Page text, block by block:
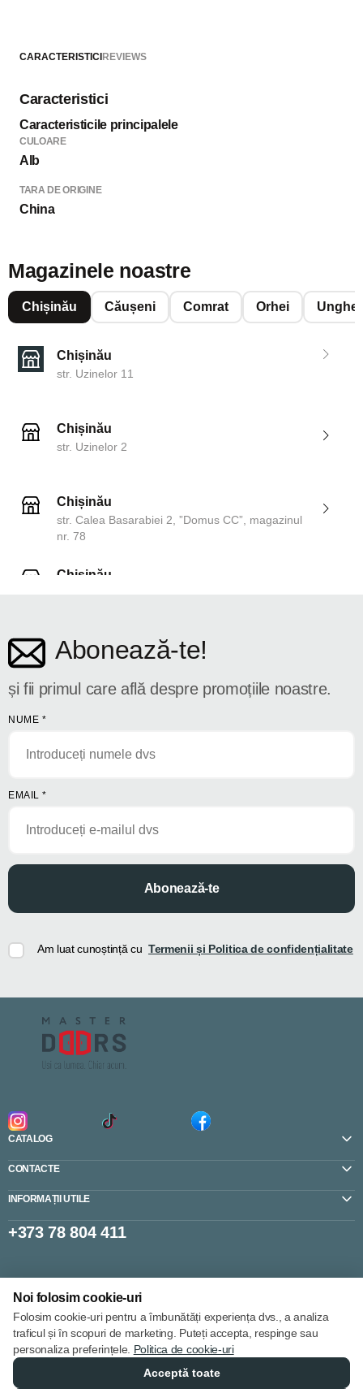
CARACTERISTICI REVIEWS
Caracteristici
Caracteristicile principalele
CULOARE
Alb
TARA DE ORIGINE
China
Magazinele noastre
Chișinău Căușeni Comrat Orhei
Chișinău
str. Uzinelor 11
Chișinău
str. Uzinelor 2
Chișinău
str. Calea Basarabiei 2, ”Domus CC”, magazinul
nr. 78
Chișinău
Abonează-te!
și fii primul care află despre promoțiile noastre.
NUME *
EMAIL *
Abonează-te
Am luat cunoștință cu Termenii și Politica de confidențialitate
CATALOG
CONTACTE
INFORMAȚII UTILE
+373 78 804 411
Setări cookie-uri
Politica de cookie-uri
Noi folosim cookie-uri
Folosim cookie-uri pentru a îmbunătăți experiența dvs., a analiza
traficul și în scopuri de marketing. Puteți accepta, respinge sau
personaliza preferințele. Politica de cookie-uri
Acceptă toate